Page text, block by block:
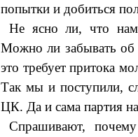
попытки и добиться
Не ясно ли, что нам
Можно ли забывать об
это требует притока
Так мы и поступили,
ЦК. Да и сама партия
Спрашивают,